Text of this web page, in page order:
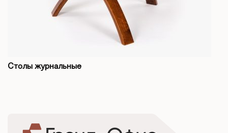
Столы журнальные